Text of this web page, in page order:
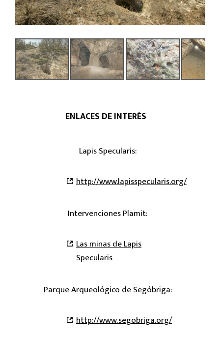
ENLACES DE INTERÉS
Lapis Specularis:
http://www.lapisspecularis.org/
Intervenciones Plamit:
Las minas de Lapis
Specularis
Parque Arqueológico de Segóbriga:
http://www.segobriga.org/